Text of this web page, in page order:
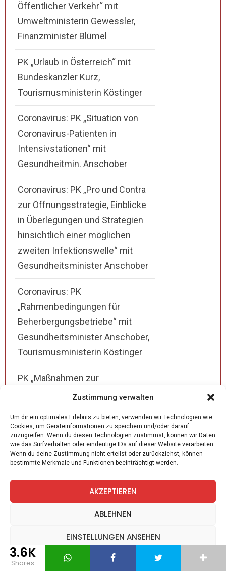
Zustimmung verwalten
Um dir ein optimales Erlebnis zu bieten, verwenden wir Technologien wie
Cookies, um Geräteinformationen zu speichern und/oder darauf
zuzugreifen. Wenn du diesen Technologien zustimmst, können wir Daten
wie das Surfverhalten oder eindeutige IDs auf dieser Website verarbeiten.
Wenn du deine Zustimmung nicht erteilst oder zurückziehst, können
bestimmte Merkmale und Funktionen beeinträchtigt werden.
AKZEPTIEREN
ABLEHNEN
EINSTELLUNGEN ANSEHEN
Datenschutz Datenschutz Impressum
Öffentlicher Verkehr“ mit
Umweltministerin Gewessler,
Finanzminister Blümel
PK „Urlaub in Österreich“ mit
Bundeskanzler Kurz,
Tourismusministerin Köstinger
Coronavirus: PK „Situation von
Coronavirus-Patienten in
Intensivstationen“ mit
Gesundheitmin. Anschober
Coronavirus: PK „Pro und Contra
zur Öffnungsstrategie, Einblicke
in Überlegungen und Strategien
hinsichtlich einer möglichen
zweiten Infektionswelle“ mit
Gesundheitsminister Anschober
Coronavirus: PK
„Rahmenbedingungen für
Beherbergungsbetriebe“ mit
Gesundheitsminister Anschober,
Tourismusministerin Köstinger
PK „Maßnahmen zur
Korruptionsbekämpfung“ mit
Coronavirus: PK „Entwicklungen
auf den Intensivstationen“ mit
u.a. Gesundheitsmin. Anschober
Coronavirus: PK zu aktuellen
Corona-Unterstützungspaketen
Finanzminister Blümel
PK „Arbeitsmarktdaten“ mit
3.6K
shares